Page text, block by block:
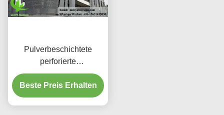
Pulverbeschichtete
perforierte
Aluminiumplatte mit
benutzerdefinierten RAL-
Farben und
Beste Preis Erhalten